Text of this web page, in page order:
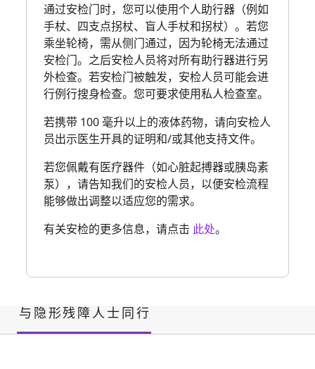
通过安检门时，您可以使用个人助行器（例如
手杖、四支点拐杖、盲人手杖和拐杖）。若您
乘坐轮椅，需从侧门通过，因为轮椅无法通过
安检门。之后安检人员将对所有助行器进行另
外检查。若安检门被触发，安检人员可能会进
行例行搜身检查。您可要求使用私人检查室。
若携带 100 毫升以上的液体药物，请向安检人
员出示医生开具的证明和/或其他支持文件。
若您佩戴有医疗器件（如心脏起搏器或胰岛素
泵），请告知我们的安检人员，以便安检流程
能够做出调整以适应您的需求。
有关安检的更多信息，请点击 此处。
与隐形残障人士同行